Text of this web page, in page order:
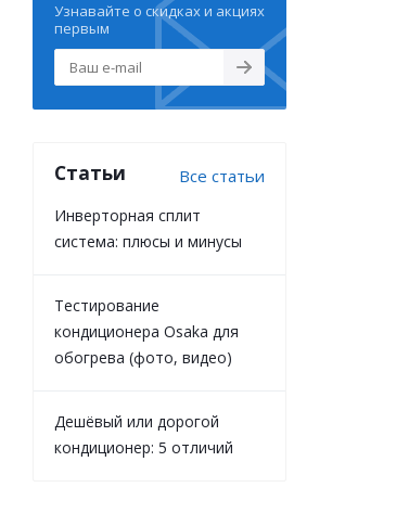
Узнавайте о скидках и акциях
первым
Статьи Все статьи
Инверторная сплит
система: плюсы и минусы
Тестирование
кондиционера Osaka для
обогрева (фото, видео)
Дешёвый или дорогой
кондиционер: 5 отличий